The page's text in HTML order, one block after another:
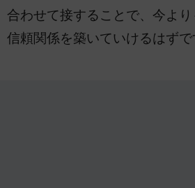
合わせて接することで、今よ
信頼関係を築いていけるはずで